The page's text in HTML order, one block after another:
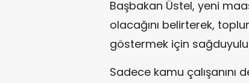
Başbakan Üstel, yeni
olacağını belirterek,
göstermek için sağduyulu
Sadece kamu